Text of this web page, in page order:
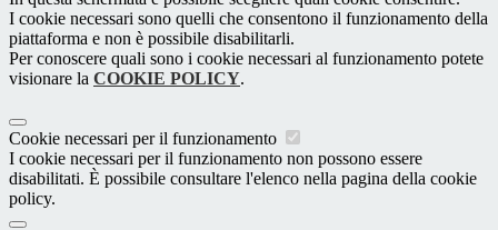
I cookie necessari sono quelli che consentono il funzionamento della
piattaforma e non è possibile disabilitarli.
Per conoscere quali sono i cookie necessari al funzionamento potete
visionare la COOKIE POLICY.
Cookie necessari per il funzionamento
I cookie necessari per il funzionamento non possono essere
disabilitati. È possibile consultare l'elenco nella pagina della cookie
policy.